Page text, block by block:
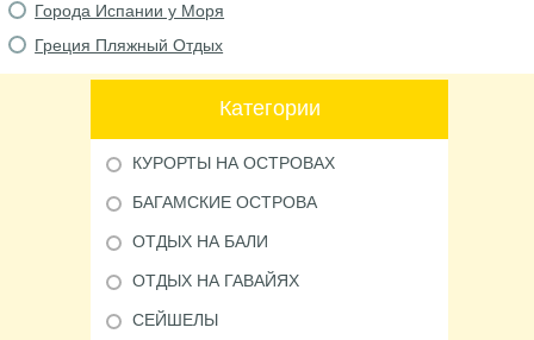
Города Испании у Моря
Греция Пляжный Отдых
Категории
КУРОРТЫ НА ОСТРОВАХ
БАГАМСКИЕ ОСТРОВА
ОТДЫХ НА БАЛИ
ОТДЫХ НА ГАВАЙЯХ
СЕЙШЕЛЫ